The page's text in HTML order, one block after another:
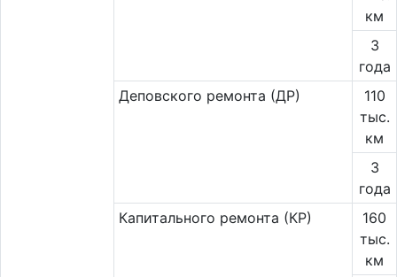
км
3
года
Деповского ремонта (ДР)
110
тыс.
км
3
года
Капитального ремонта (КР)
160
тыс.
км